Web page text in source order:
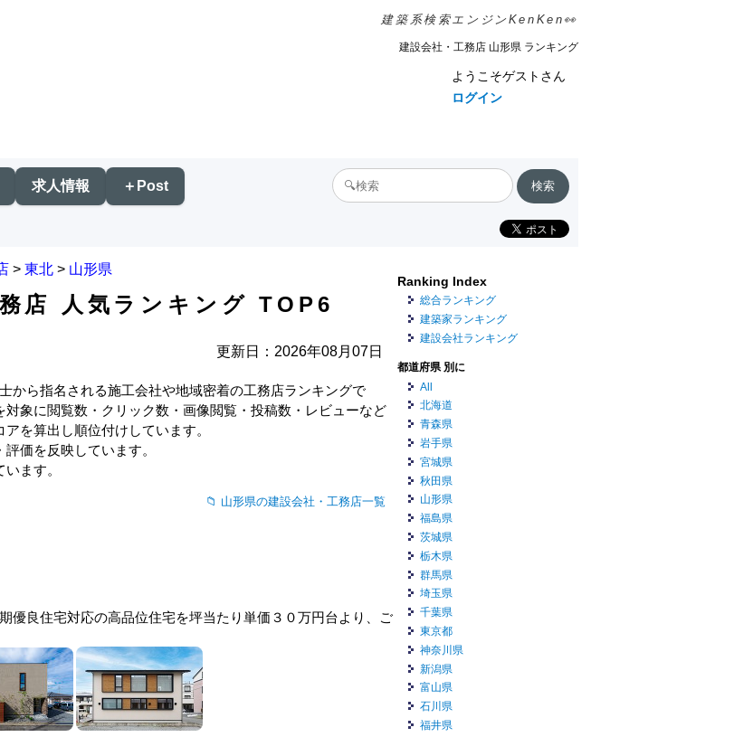
建築系検索エンジンKenKen👀
建設会社・工務店 山形県 ランキング
ようこそゲストさん
ログイン
求人情報 ＋Post
> 東北 > 山形県
店 人気ランキング TOP6
更新日：2026年08月07日
から指名される施工会社や地域密着の工務店ランキングで
対象に閲覧数・クリック数・画像閲覧・投稿数・レビューなど
を算出し順位付けしています。
価を反映しています。
ます。
山形県の建設会社・工務店一覧
優良住宅対応の高品位住宅を坪当たり単価３０万円台より、ご
Ranking Index
総合ランキング
建築家ランキング
建設会社ランキング
都道府県 別に
All
北海道
青森県
岩手県
宮城県
秋田県
山形県
福島県
茨城県
栃木県
群馬県
埼玉県
千葉県
東京都
神奈川県
新潟県
富山県
石川県
福井県